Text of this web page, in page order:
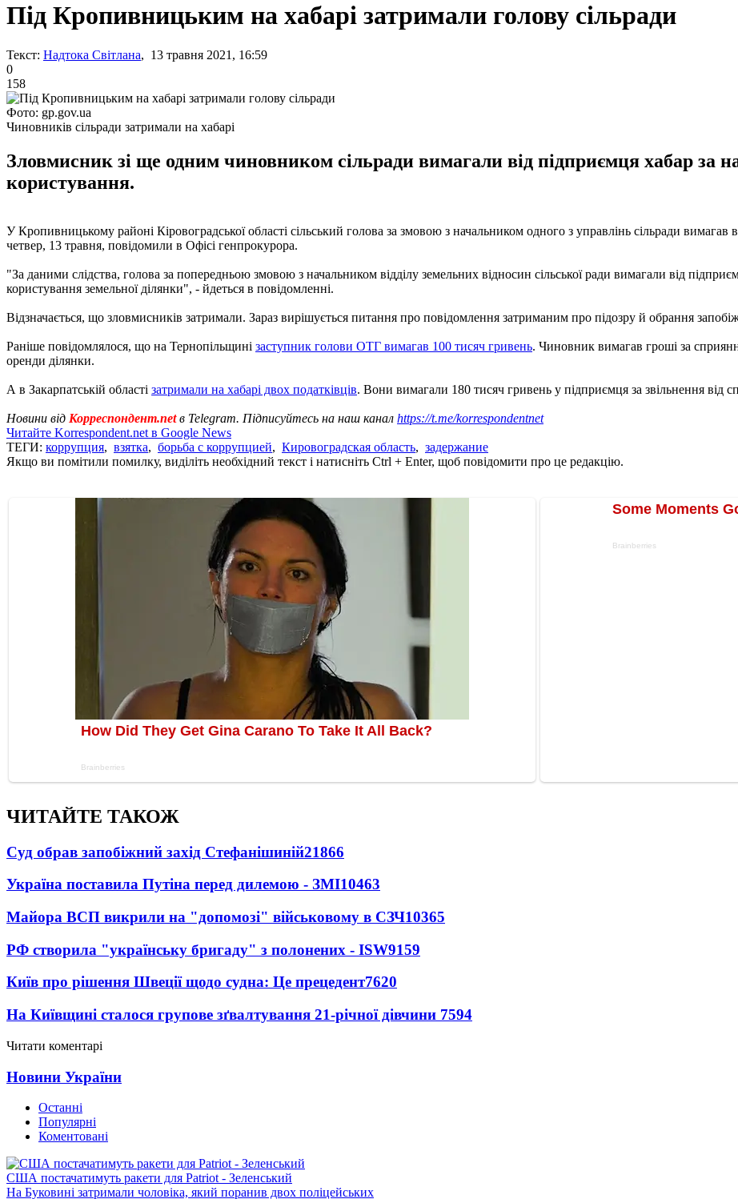
Під Кропивницьким на хабарі затримали голову сільради
Текст: Надтока Світлана, 13 травня 2021, 16:59
0
158
Фото: gp.gov.ua
Чиновників сільради затримали на хабарі
Зловмисник зі ще одним чиновником сільради вимагали від підприємця хабар за
користування.
У Кропивницькому районі Кіровоградської області сільський голова за змовою з начальником одного з управлінь сільради
четвер, 13 травня, повідомили в Офісі генпрокурора.
"За даними слідства, голова за попередньою змовою з начальником відділу земельних відносин сільської ради вимагали від
користування земельної ділянки", - йдеться в повідомленні.
Відзначається, що зловмисників затримали. Зараз вирішується питання про повідомлення затриманим про підозру й обрання
Раніше повідомлялося, що на Тернопільщині заступник голови ОТГ вимагав 100 тисяч гривень. Чиновник вимагав гроші за
оренди ділянки.
А в Закарпатській області затримали на хабарі двох податківців. Вони вимагали 180 тисяч гривень у підприємця за звільнення від
Новини від Корреспондент.netв Telegram. Підписуйтесь на наш канал https://t.me/korrespondentnet
Читайте Korrespondent.net в Google News
ТЕГИ: коррупция, взятка, борьба с коррупцией, Кировоградская область, задержание
Якщо ви помітили помилку, виділіть необхідний текст і натисніть Ctrl + Enter, щоб повідомити про це редакцію.
ЧИТАЙТЕ ТАКОЖ
Суд обрав запобіжний захід Стефанішиній21866
Україна поставила Путіна перед дилемою - ЗМІ10463
Майора ВСП викрили на "допомозі" військовому в СЗЧ10365
РФ створила "українську бригаду" з полонених - ISW9159
Київ про рішення Швеції щодо судна: Це прецедент7620
На Київщині сталося групове зґвалтування 21-річної дівчини 7594
Читати коментарі
Новини України
Останні
Популярні
Коментовані
США постачатимуть ракети для Patriot - Зеленський
На Буковині затримали чоловіка, який поранив двох поліцейських